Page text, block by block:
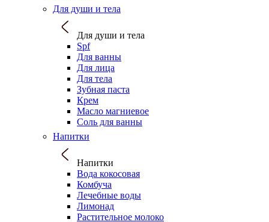
Для души и тела
Для души и тела
Spf
Для ванны
Для лица
Для тела
Зубная паста
Крем
Масло магниевое
Соль для ванны
Напитки
Напитки
Вода кокосовая
Комбуча
Лечебные воды
Лимонад
Растительное молоко